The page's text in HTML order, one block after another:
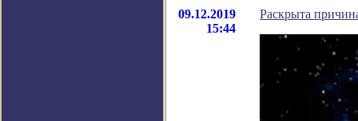
09.12.2019
15:44
Раскрыта